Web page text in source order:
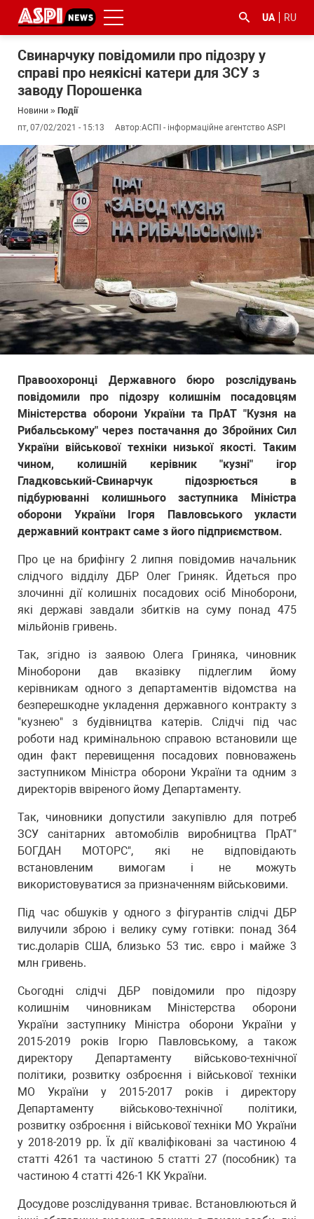
UA RU
Свинарчуку повідомили про підозру у
справі про неякісні катери для ЗСУ з
заводу Порошенка
Новини » Події
пт, 07/02/2021 - 15:13
Автор:АСПІ - інформаційне агентство ASPI
Правоохоронці Державного бюро розслідувань
повідомили про підозру колишнім посадовцям
Міністерства оборони України та ПрАТ "Кузня на
Рибальському" через постачання до Збройних Сил
України військової техніки низької якості. Таким
чином, колишній керівник "кузні" ігор
Гладковський-Свинарчук підозрюється в
підбурюванні колишнього заступника Міністра
оборони України Ігоря Павловського укласти
державний контракт саме з його підприємством.
Про це на брифінгу 2 липня повідомив начальник
слідчого відділу ДБР Олег Гриняк. Йдеться про
злочинні дії колишніх посадових осіб Міноборони,
які державі завдали збитків на суму понад 475
мільйонів гривень.
Так, згідно із заявою Олега Гриняка, чиновник
Міноборони дав вказівку підлеглим йому
керівникам одного з департаментів відомства на
безперешкодне укладення державного контракту з
"кузнею" з будівництва катерів. Слідчі під час
роботи над кримінальною справою встановили ще
один факт перевищення посадових повноважень
заступником Міністра оборони України та одним з
директорів ввіреного йому Департаменту.
Так, чиновники допустили закупівлю для потреб
ЗСУ санітарних автомобілів виробництва ПрАТ"
БОГДАН МОТОРС", які не відповідають
встановленим вимогам і не можуть
використовуватися за призначенням військовими.
Під час обшуків у одного з фігурантів слідчі ДБР
вилучили зброю і велику суму готівки: понад 364
тис.доларів США, близько 53 тис. євро і майже 3
млн гривень.
Сьогодні слідчі ДБР повідомили про підозру
колишнім чиновникам Міністерства оборони
України заступнику Міністра оборони України у
2015-2019 років Ігорю Павловському, а також
директору Департаменту військово-технічної
політики, розвитку озброєння і військової техніки
МО України у 2015-2017 років і директору
Департаменту військово-технічної політики,
розвитку озброєння і військової техніки МО України
у 2018-2019 рр. Їх дії кваліфіковані за частиною 4
статті 4261 та частиною 5 статті 27 (пособник) та
частиною 4 статті 426-1 КК України.
Досудове розслідування триває. Встановлюються й
#ООС
#боротьба
корупцією
#ДФС #Київ #коронавірус